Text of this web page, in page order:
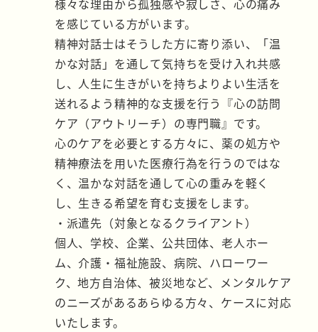
様々な理由から孤独感や寂しさ、心の痛み
を感じている方がいます。
精神対話士はそうした方に寄り添い、「温
かな対話」を通して気持ちを受け入れ共感
し、人生に生きがいを持ちよりよい生活を
送れるよう精神的な支援を行う『心の訪問
ケア（アウトリーチ）の専門職』です。
心のケアを必要とする方々に、薬の処方や
精神療法を用いた医療行為を行うのではな
く、温かな対話を通して心の重みを軽く
し、生きる希望を育む支援をします。
・派遣先（対象となるクライアント）
個人、学校、企業、公共団体、老人ホー
ム、介護・福祉施設、病院、ハローワー
ク、地方自治体、被災地など、メンタルケア
のニーズがあるあらゆる方々、ケースに対応
いたします。